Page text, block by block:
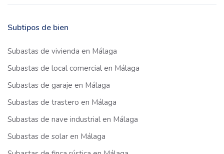
Subtipos de bien
Subastas de vivienda en Málaga
Subastas de local comercial en Málaga
Subastas de garaje en Málaga
Subastas de trastero en Málaga
Subastas de nave industrial en Málaga
Subastas de solar en Málaga